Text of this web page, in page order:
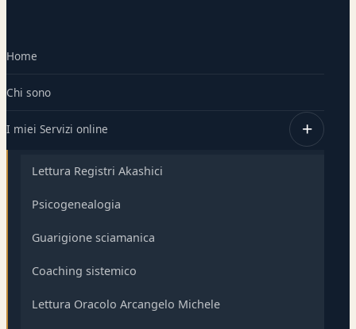
Home
Chi sono
I miei Servizi online
Lettura Registri Akashici
Psicogenealogia
Guarigione sciamanica
Coaching sistemico
Lettura Oracolo Arcangelo Michele